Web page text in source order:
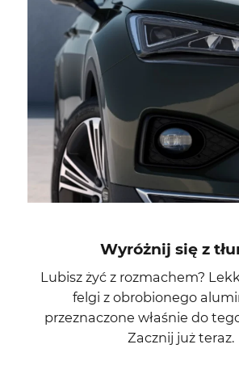
Wyróżnij się z
Lubisz żyć z rozmachem?
felgi z obrobionego
przeznaczone właśnie do
Zacznij już teraz.